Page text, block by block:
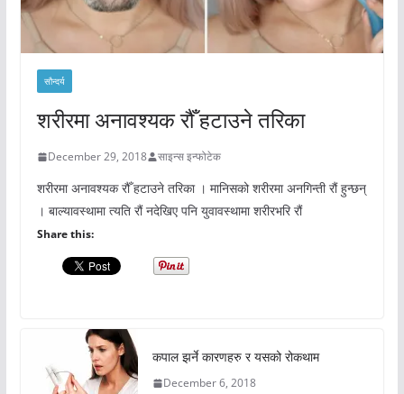
सौन्दर्य
शरीरमा अनावश्यक रौँ हटाउने तरिका
December 29, 2018 साइन्स इन्फोटेक
शरीरमा अनावश्यक रौँ हटाउने तरिका । मानिसको शरीरमा अनगिन्ती रौं हुन्छन्
। बाल्यावस्थामा त्यति रौं नदेखिए पनि युवावस्थामा शरीरभरि रौं
Share this:
कपाल झर्ने कारणहरु र यसको रोकथाम
December 6, 2018